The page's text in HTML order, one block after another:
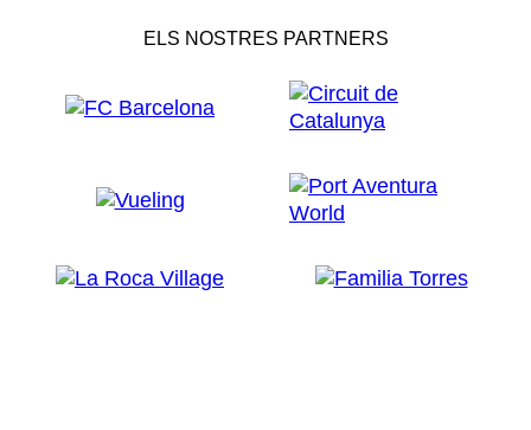
ELS NOSTRES PARTNERS